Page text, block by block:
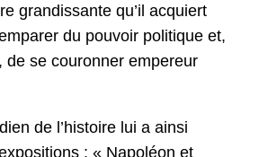
grandissante qu’il acquiert
du pouvoir politique et,
de se couronner empereur
de l’histoire lui a ainsi
: « Napoléon et